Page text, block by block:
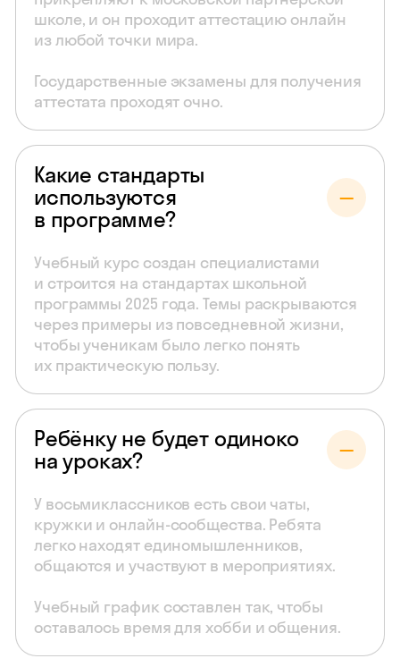
школе, и он проходит аттестацию онлайн
из любой точки мира.
Государственные экзамены для получения
аттестата проходят очно.
Какие стандарты
используются
в программе?
Учебный курс создан специалистами
и строится на стандартах школьной
программы 2025 года. Темы раскрываются
через примеры из повседневной жизни,
чтобы ученикам было легко понять
их практическую пользу.
Ребёнку не будет одиноко
на уроках?
У восьмиклассников есть свои чаты,
кружки и онлайн-сообщества. Ребята
легко находят единомышленников,
общаются и участвуют в мероприятиях.
Учебный график составлен так, чтобы
оставалось время для хобби и общения.